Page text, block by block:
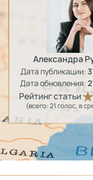
Александра
Дата публикации:
Дата обновления:
Рейтинг статьи
(всего: 21 голос, в